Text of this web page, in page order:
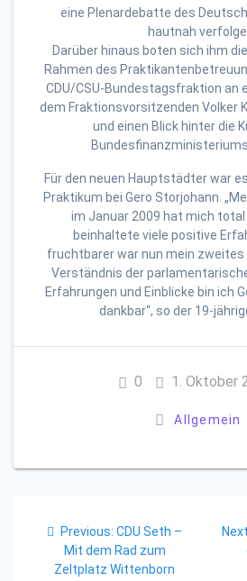
eine Plenardebatte des
hautnah
Darüber hinaus boten sich ihm
Rahmen des
CDU/CSU-Bundestagsfraktion an
dem Fraktionsvorsitzenden Volker
und einen Blick hinter die
Für den neuen Hauptstädter war
Praktikum bei Gero Storjohann.
im Januar 2009 hat mich
beinhaltete viele positive
fruchtbarer war nun mein
Verständnis der
Erfahrungen und Einblicke bin ich
dankbar“, so der 19-
0 1. Oktober
Allgemein
Previous: Previous
post:
CDU Seth –
Mit dem Rad zum
Zeltplatz Wittenborn